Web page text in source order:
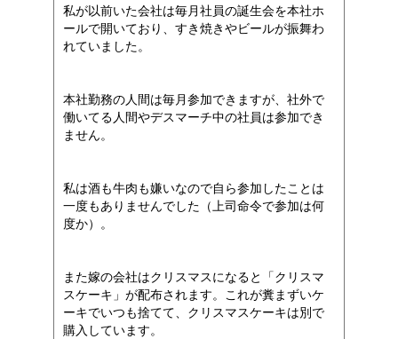
私が以前いた会社は毎月社員の誕生会を本社ホ
ールで開いており、すき焼きやビールが振舞わ
れていました。
本社勤務の人間は毎月参加できますが、社外で
働いてる人間やデスマーチ中の社員は参加でき
ません。
私は酒も牛肉も嫌いなので自ら参加したことは
一度もありませんでした（上司命令で参加は何
度か）。
また嫁の会社はクリスマスになると「クリスマ
スケーキ」が配布されます。これが糞まずいケ
ーキでいつも捨てて、クリスマスケーキは別で
購入しています。